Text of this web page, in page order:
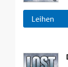
Leihen